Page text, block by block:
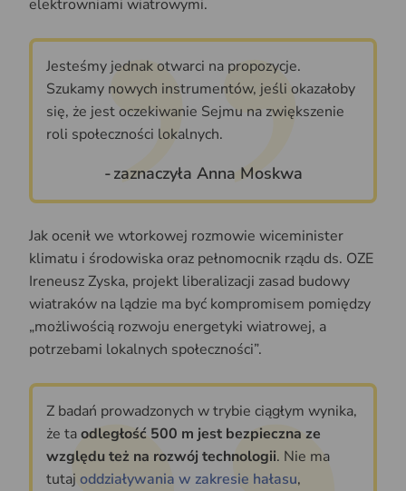
elektrowniami wiatrowymi.
zaznaczyła Anna Moskwa
Jesteśmy jednak otwarci na propozycje.
Szukamy nowych instrumentów, jeśli okazałoby
się, że jest oczekiwanie Sejmu na zwiększenie
roli społeczności lokalnych.
Jak ocenił we wtorkowej rozmowie wiceminister
klimatu i środowiska oraz pełnomocnik rządu ds. OZE
Ireneusz Zyska, projekt liberalizacji zasad budowy
wiatraków na lądzie ma być kompromisem pomiędzy
„możliwością rozwoju energetyki wiatrowej, a
potrzebami lokalnych społeczności”.
Z badań prowadzonych w trybie ciągłym wynika,
że taodległość 500 m jest bezpieczna ze
względu też na rozwój technologii. Nie ma
tutaj oddziaływania w zakresie hałasu,